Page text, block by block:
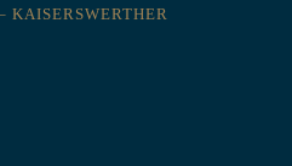
KAISERSWERTHER